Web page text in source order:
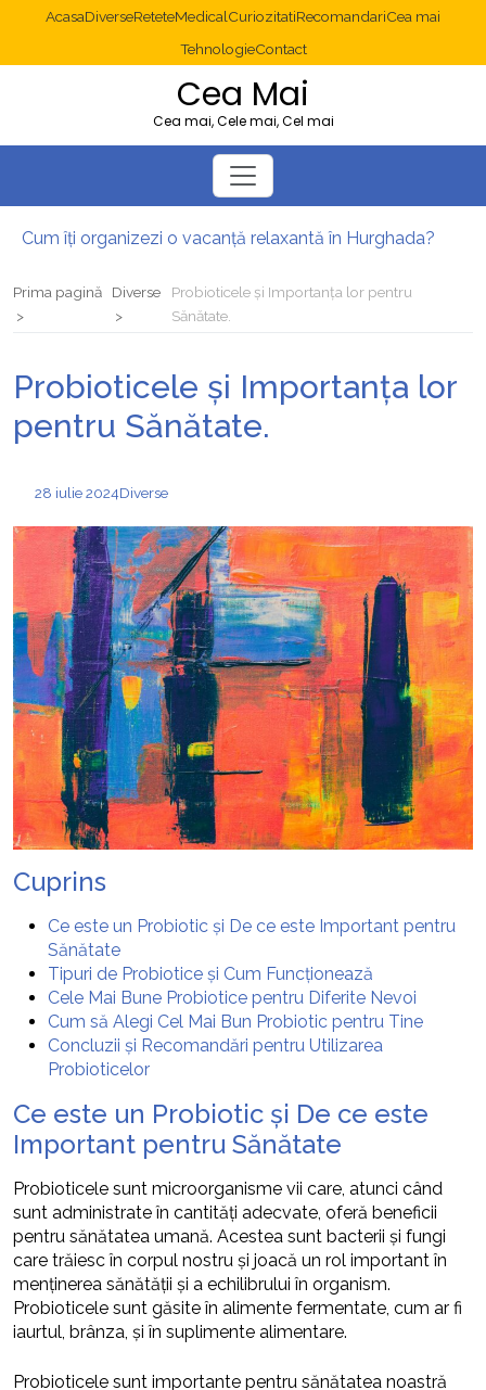
AcasaDiverseReteteMedicalCuriozitatiRecomandariCea mai
TehnologieContact
Cea Mai
Cea mai, Cele mai, Cel mai
Cum îți organizezi o vacanță relaxantă în Hurghada?
Prima pagină Diverse
Probioticele și Importanța lor pentru
Sănătate.
Probioticele și Importanța lor
pentru Sănătate.
28 iulie 2024Diverse
Cuprins
Ce este un Probiotic și De ce este Important pentru
Sănătate
Tipuri de Probiotice și Cum Funcționează
Cele Mai Bune Probiotice pentru Diferite Nevoi
Cum să Alegi Cel Mai Bun Probiotic pentru Tine
Concluzii și Recomandări pentru Utilizarea
Probioticelor
Ce este un Probiotic și De ce este
Important pentru Sănătate
Probioticele sunt microorganisme vii care, atunci când
sunt administrate în cantități adecvate, oferă beneficii
pentru sănătatea umană. Acestea sunt bacterii și fungi
care trăiesc în corpul nostru și joacă un rol important în
menținerea sănătății și a echilibrului în organism.
Probioticele sunt găsite în alimente fermentate, cum ar fi
iaurtul, brânza, și în suplimente alimentare.
Probioticele sunt importante pentru sănătatea noastră